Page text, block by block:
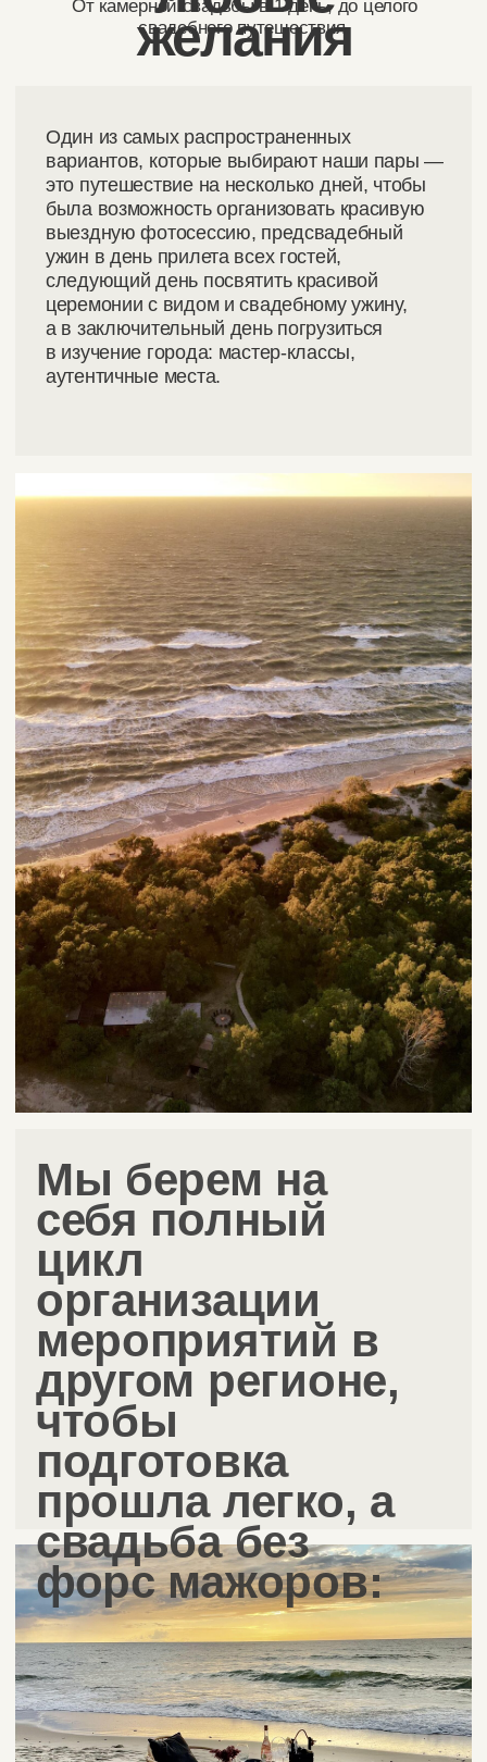
заказать бесплатную
консультацию
Почему мы?
открытый и честный диалог.
Мы берём ответственность
за контроль всех этапов подготовки
и предоставляем прозрачную
детализированную документацию
по проекту.
— 02
Ответственность
и гарантии
Мы работаем с разными
задачами и не боимся
сложностей. Каждое событие для
нас важное, и мы знаем, как
сделать подготовку к нему
комфортной.
— 03
Невозможное - возможно
Бережно относимся к ресурсам
бюджета с соблюдением баланса
цена-качество.
— 04
Забота о
вас
Предоставляем высокий уровень
сервиса. Не упуская из виду
ни одну деталь, мы окружаем
заботой и вниманием пару
и гостей и создаём комфортные
условия для работы команды.
— 05
Внимание
к деталям
Имеем большой опыт работы
в организации мероприятий
в корпоративной бизнес-сфере.
— 06
Уникальный опыт